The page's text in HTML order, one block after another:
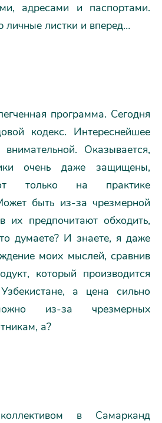
адресами и паспортами.
личные листки и вперед…
программа. Сегодня
кодекс. Интереснейшее
Оказывается,
очень даже защищены,
только на практике
быть из-за чрезмерной
их предпочитают обходить,
думаете? И знаете, я даже
моих мыслей, сравнив
который производится
а цена сильно
из-за чрезмерных
а?
в Самарканд